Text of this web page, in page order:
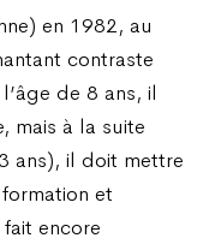
en 1982, au
contraste
de 8 ans, il
mais à la suite
ans), il doit mettre
et
encore